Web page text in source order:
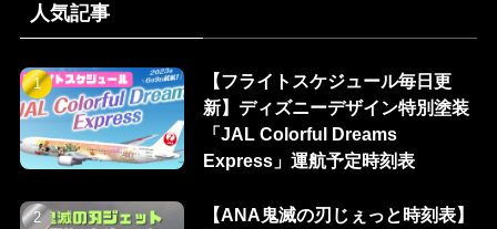
人気記事
【フライトスケジュール毎日更
新】ディズニーデザイン特別塗装
「JAL Colorful Dreams
Express」運航予定時刻表
【ANA鬼滅の刃じぇっと時刻表】